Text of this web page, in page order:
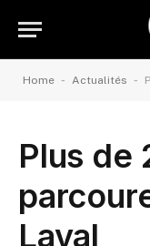
Home - Actualités -
Plus de
Laval